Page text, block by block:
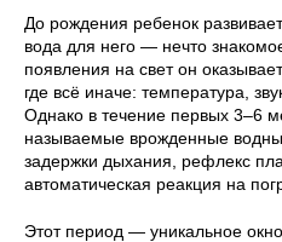
До рождения ребенок
вода для него — нечто
появления на свет он
где всё иначе: температура,
Однако в течение первых 3–6
называемые врожденные
задержки дыхания, рефлекс
автоматическая реакция на
Этот период — уникальное